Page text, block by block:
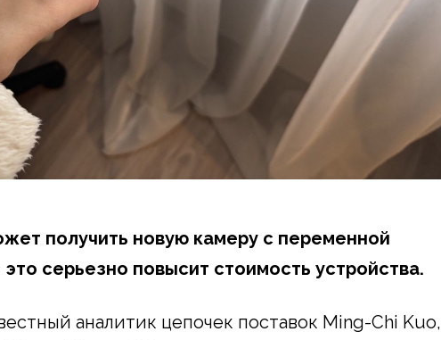
получить новую камеру с переменной
серьезно повысит стоимость устройства.
аналитик цепочек поставок Ming-Chi Kuo,